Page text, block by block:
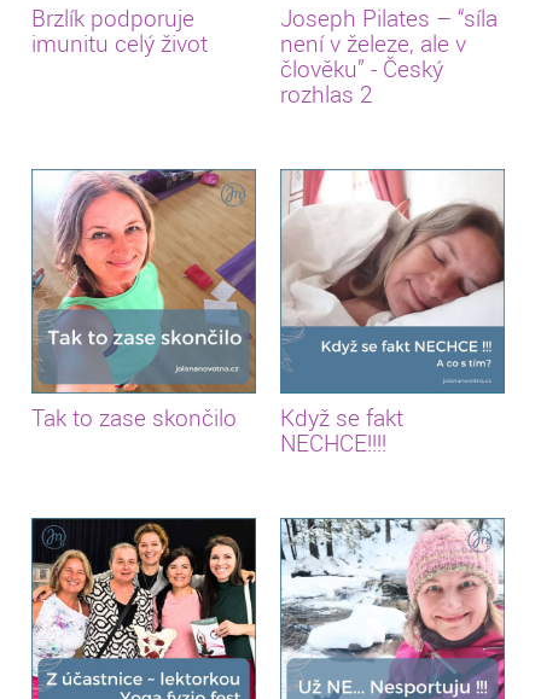
Brzlík podporuje
imunitu celý život
Joseph Pilates – “síla
není v železe, ale v
člověku” - Český
rozhlas 2
Tak to zase skončilo
Když se fakt
NECHCE!!!!